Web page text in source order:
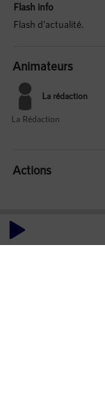
Flash info
Flash d'actualité.
Animateurs
La rédaction
La Rédaction
Actions
Commentaires